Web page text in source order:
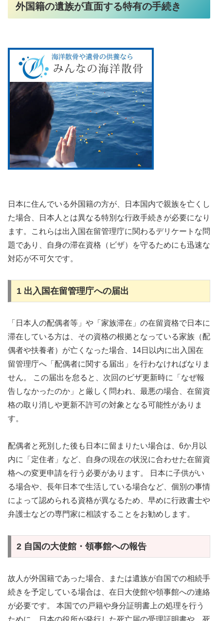
外国籍の遺族が直面する特有の手続き
日本に住んでいる外国籍の方が、日本国内で親族を亡くし
た場合、日本人とは異なる特別な行政手続きが必要になり
ます。これらは出入国在留管理庁に関わるデリケートな問
題であり、自身の滞在資格（ビザ）を守るためにも迅速な
対応が不可欠です。
1 出入国在留管理庁への届出
「日本人の配偶者等」や「家族滞在」の在留資格で日本に
滞在している方は、その資格の根拠となっている家族（配
偶者や扶養者）が亡くなった場合、14日以内に出入国在
留管理庁へ「配偶者に関する届出」を行わなければなりま
せん。 この届出を怠ると、次回のビザ更新時に「なぜ報
告しなかったのか」と厳しく問われ、最悪の場合、在留資
格の取り消しや更新不許可の対象となる可能性がありま
す。
配偶者と死別した後も日本に留まりたい場合は、6か月以
内に「定住者」など、自身の現在の状況に合わせた在留資
格への変更申請を行う必要があります。 日本に子供がい
る場合や、長年日本で生活している場合など、個別の事情
によって認められる資格が異なるため、早めに行政書士や
弁護士などの専門家に相談することをお勧めします。
2 自国の大使館・領事館への報告
故人が外国籍であった場合、または遺族が自国での相続手
続きを予定している場合は、在日大使館や領事館への連絡
が必要です。 本国での戸籍や身分証明書上の処理を行う
ために、日本の役所が発行した死亡届の受理証明書や、死